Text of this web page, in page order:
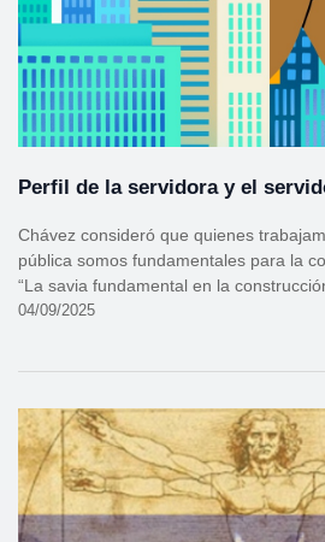
Perfil de la servidora y el
Chávez consideró que quienes
pública somos fundamentales para la
“La savia fundamental en la
04/09/2025